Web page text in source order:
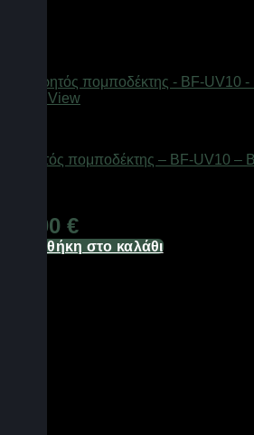
Quick View
Φορητός πομποδέκτης – BF-UV10 –
62,00 €
Προσθήκη στο καλάθι